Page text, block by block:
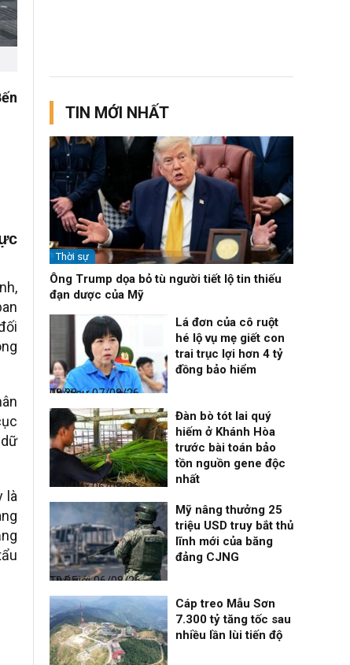
là
TIN MỚI NHẤT
Thời sự
Ông Trump dọa bỏ tù người tiết lộ tin thiếu
đạn dược của Mỹ
Thời sự
07/08/26, 08:38
Lá đơn của cô ruột
hé lộ vụ mẹ giết con
trai trục lợi hơn 4 tỷ
đồng bảo hiểm
Thời sự
06/08/26, 19:09
Đàn bò tót lai quý
hiếm ở Khánh Hòa
trước bài toán bảo
tồn nguồn gene độc
nhất
Thế giới
06/08/26, 19:05
Mỹ nâng thưởng 25
triệu USD truy bắt thủ
lĩnh mới của băng
đảng CJNG
Cáp treo Mẫu Sơn
7.300 tỷ tăng tốc sau
nhiều lần lùi tiến độ